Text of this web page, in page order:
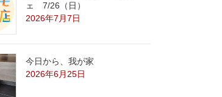
ェ 7/26（日）
2026年7月7日
今日から、我が家
2026年6月25日